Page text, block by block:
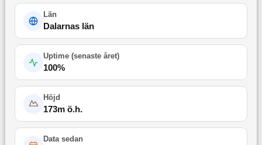
Län
Dalarnas län
Uptime (senaste året)
100%
Höjd
173m ö.h.
Data sedan